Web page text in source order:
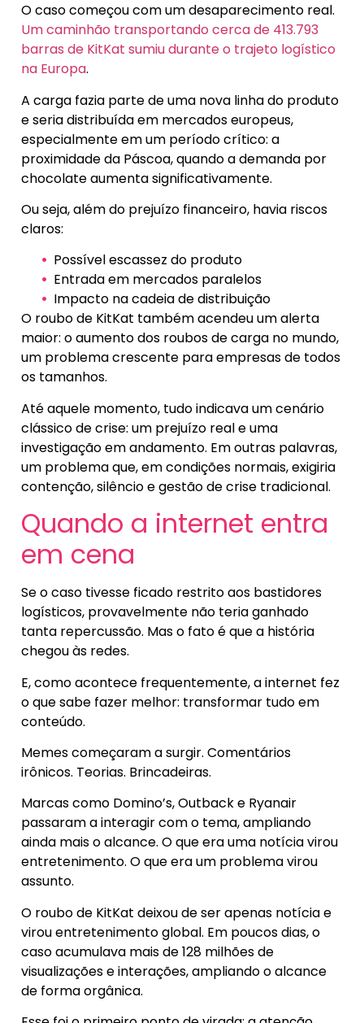
O caso começou com um desaparecimento real.
Um caminhão transportando cerca de 413.793
barras de KitKat sumiu durante o trajeto logístico
na Europa.
A carga fazia parte de uma nova linha do produto
e seria distribuída em mercados europeus,
especialmente em um período crítico: a
proximidade da Páscoa, quando a demanda por
chocolate aumenta significativamente.
Ou seja, além do prejuízo financeiro, havia riscos
claros:
Possível escassez do produto
Entrada em mercados paralelos
Impacto na cadeia de distribuição
O roubo de KitKat também acendeu um alerta
maior: o aumento dos roubos de carga no mundo,
um problema crescente para empresas de todos
os tamanhos.
Até aquele momento, tudo indicava um cenário
clássico de crise: um prejuízo real e uma
investigação em andamento. Em outras palavras,
um problema que, em condições normais, exigiria
contenção, silêncio e gestão de crise tradicional.
Quando a internet entra
em cena
Se o caso tivesse ficado restrito aos bastidores
logísticos, provavelmente não teria ganhado
tanta repercussão. Mas o fato é que a história
chegou às redes.
E, como acontece frequentemente, a internet fez
o que sabe fazer melhor: transformar tudo em
conteúdo.
Memes começaram a surgir. Comentários
irônicos. Teorias. Brincadeiras.
Marcas como Domino’s, Outback e Ryanair
passaram a interagir com o tema, ampliando
ainda mais o alcance. O que era uma notícia virou
entretenimento. O que era um problema virou
assunto.
O roubo de KitKat deixou de ser apenas notícia e
virou entretenimento global. Em poucos dias, o
caso acumulava mais de 128 milhões de
visualizações e interações, ampliando o alcance
de forma orgânica.